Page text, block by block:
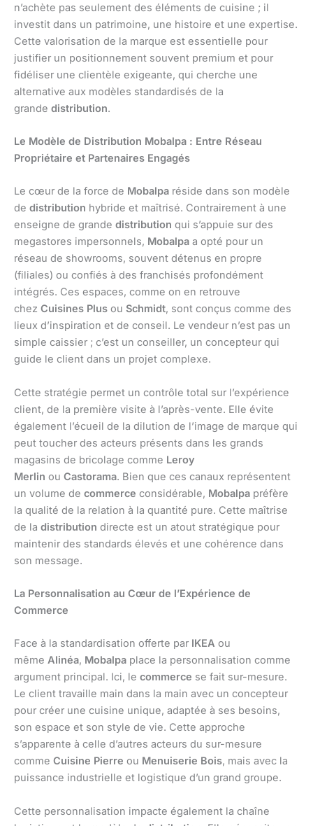
n’achète pas seulement des éléments de cuisine ; il
investit dans un patrimoine, une histoire et une expertise.
Cette valorisation de la marque est essentielle pour
justifier un positionnement souvent premium et pour
fidéliser une clientèle exigeante, qui cherche une
alternative aux modèles standardisés de la
grande distribution.
Le Modèle de Distribution Mobalpa : Entre Réseau
Propriétaire et Partenaires Engagés
Le cœur de la force de Mobalpa réside dans son modèle
de distribution hybride et maîtrisé. Contrairement à une
enseigne de grande distribution qui s’appuie sur des
megastores impersonnels, Mobalpa a opté pour un
réseau de showrooms, souvent détenus en propre
(filiales) ou confiés à des franchisés profondément
intégrés. Ces espaces, comme on en retrouve
chez Cuisines Plus ou Schmidt, sont conçus comme des
lieux d’inspiration et de conseil. Le vendeur n’est pas un
simple caissier ; c’est un conseiller, un concepteur qui
guide le client dans un projet complexe.
Cette stratégie permet un contrôle total sur l’expérience
client, de la première visite à l’après-vente. Elle évite
également l’écueil de la dilution de l’image de marque qui
peut toucher des acteurs présents dans les grands
magasins de bricolage comme Leroy
Merlin ou Castorama. Bien que ces canaux représentent
un volume de commerce considérable, Mobalpa préfère
la qualité de la relation à la quantité pure. Cette maîtrise
de la distribution directe est un atout stratégique pour
maintenir des standards élevés et une cohérence dans
son message.
La Personnalisation au Cœur de l’Expérience de
Commerce
Face à la standardisation offerte par IKEA ou
même Alinéa, Mobalpa place la personnalisation comme
argument principal. Ici, le commerce se fait sur-mesure.
Le client travaille main dans la main avec un concepteur
pour créer une cuisine unique, adaptée à ses besoins,
son espace et son style de vie. Cette approche
s’apparente à celle d’autres acteurs du sur-mesure
comme Cuisine Pierre ou Menuiserie Bois, mais avec la
puissance industrielle et logistique d’un grand groupe.
Cette personnalisation impacte également la chaîne